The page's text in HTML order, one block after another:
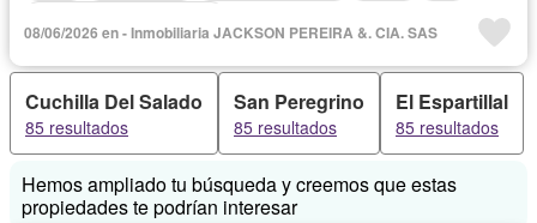
08/06/2026 en - Inmobiliaria JACKSON PEREIRA &. CIA. SAS
Cuchilla Del Salado
85 resultados
San Peregrino
85 resultados
El Espartillal
85 resultados
Hemos ampliado tu búsqueda y creemos que estas
propiedades te podrían interesar